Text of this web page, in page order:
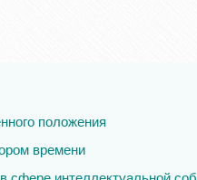
положения
времени